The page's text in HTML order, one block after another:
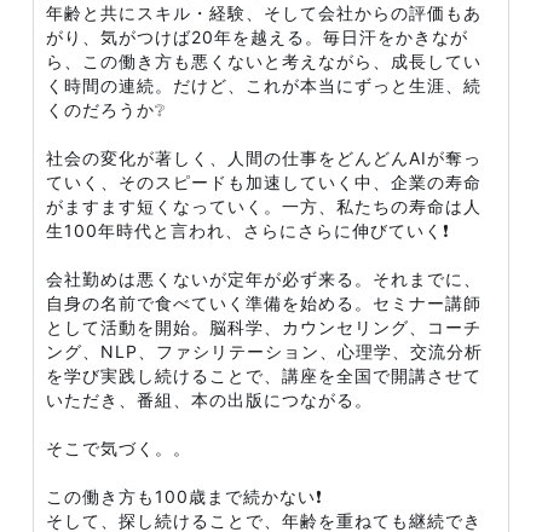
年齢と共にスキル・経験、そして会社からの評価もあ
がり、気がつけば20年を越える。毎日汗をかきなが
ら、この働き方も悪くないと考えながら、成長してい
く時間の連続。だけど、これが本当にずっと生涯、続
くのだろうか❔
社会の変化が著しく、人間の仕事をどんどんAIが奪っ
ていく、そのスピードも加速していく中、企業の寿命
がますます短くなっていく。一方、私たちの寿命は人
生100年時代と言われ、さらにさらに伸びていく❗️
会社勤めは悪くないが定年が必ず来る。それまでに、
自身の名前で食べていく準備を始める。セミナー講師
として活動を開始。脳科学、カウンセリング、コーチ
ング、NLP、ファシリテーション、心理学、交流分析
を学び実践し続けることで、講座を全国で開講させて
いただき、番組、本の出版につながる。
そこで気づく。。
この働き方も100歳まで続かない❗️
そして、探し続けることで、年齢を重ねても継続でき